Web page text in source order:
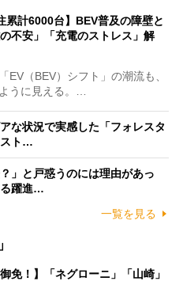
累計6000台】BEV普及の障壁と
不安」「充電のストレス」解
（BEV）シフト」の潮流も、
うに見える。…
な状況で実感した「フォレスタ
ト…
」と戸惑うのには理由があっ
躍進…
一覧を見る
免！】「ネグローニ」「山崎」